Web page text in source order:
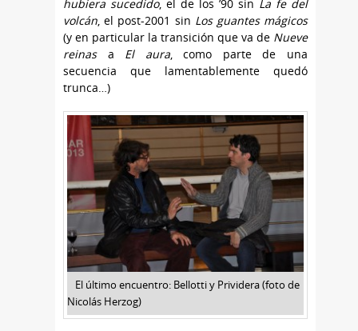
hubiera sucedido, el de los ’90 sin La fe del
volcán, el post-2001 sin Los guantes mágicos
(y en particular la transición que va de Nueve
reinasa El aura, como parte de una
secuencia que lamentablemente quedó
trunca…)
El último encuentro: Bellotti y Prividera (foto de
Nicolás Herzog)